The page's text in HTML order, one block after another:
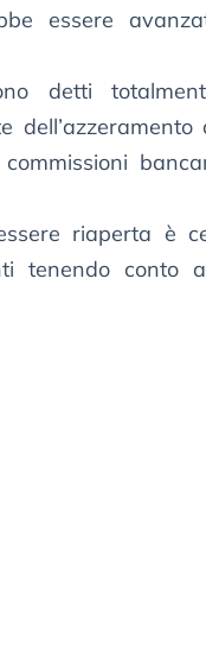
essere
detti
dell’azzeramento
riaperta è
tenendo conto